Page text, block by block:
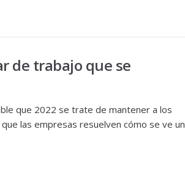
de trabajo que se
que 2022 se trate de mantener a los
las empresas resuelven cómo se ve un